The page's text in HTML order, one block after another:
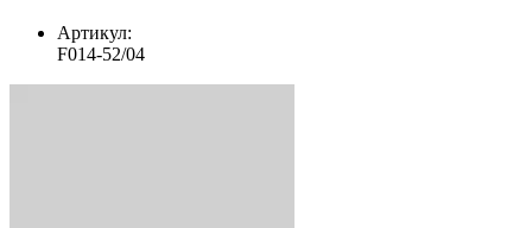
Артикул:
F014-52/04